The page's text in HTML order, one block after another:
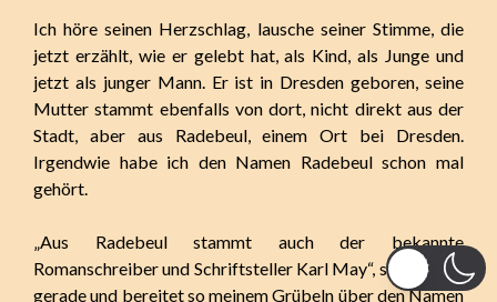
Ich höre seinen Herzschlag, lausche seiner Stimme, die
jetzt erzählt, wie er gelebt hat, als Kind, als Junge und
jetzt als junger Mann. Er ist in Dresden geboren, seine
Mutter stammt ebenfalls von dort, nicht direkt aus der
Stadt, aber aus Radebeul, einem Ort bei Dresden.
Irgendwie habe ich den Namen Radebeul schon mal
gehört.
„Aus Radebeul stammt auch der bekannte
Romanschreiber und Schriftsteller Karl May“, sagt Sergej
gerade und bereitet so meinem Grübeln über den Namen